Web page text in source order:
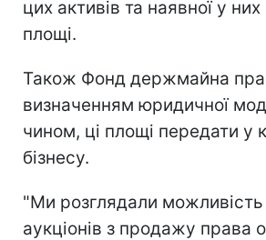
цих активів та наявної у
площі.
Також Фонд держмайна
визначенням юридичної
чином, ці площі передати у
бізнесу.
"Ми розглядали
аукціонів з продажу права